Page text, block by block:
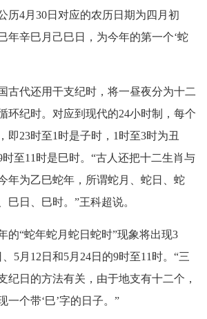
历4月30日对应的农历日期为四月初
年辛巳月己巳日，为今年的第一个‘蛇
代还用干支纪时，将一昼夜分为十二
环纪时。对应到现代的24小时制，每个
即23时至1时是子时，1时至3时为丑
至11时是巳时。“古人还把十二生肖与
年为乙巳蛇年，所谓蛇月、蛇日、蛇
巳日、巳时。”王科超说。
“蛇年蛇月蛇日蛇时”现象将出现3
5月12日和5月24日的9时至11时。“三
纪日的方法有关，由于地支有十二个，
一个带‘巳’字的日子。”